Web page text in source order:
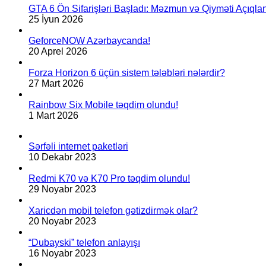
GTA 6 Ön Sifarişləri Başladı: Məzmun və Qiyməti
25 İyun 2026
GeforceNOW Azərbaycanda!
20 Aprel 2026
Forza Horizon 6 üçün sistem tələbləri nələrdir?
27 Mart 2026
Rainbow Six Mobile təqdim olundu!
1 Mart 2026
Sərfəli internet paketləri
10 Dekabr 2023
Redmi K70 və K70 Pro təqdim olundu!
29 Noyabr 2023
Xaricdən mobil telefon gətizdirmək olar?
20 Noyabr 2023
“Dubayski” telefon anlayışı
16 Noyabr 2023